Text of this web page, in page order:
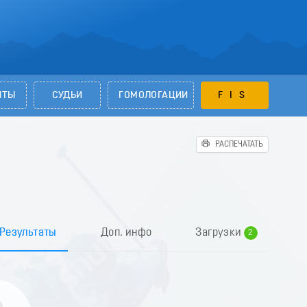
СУДЬИ ГОМОЛОГАЦИИ FIS
РАСПЕЧАТАТЬ
Результаты Доп. инфо Загрузки
2